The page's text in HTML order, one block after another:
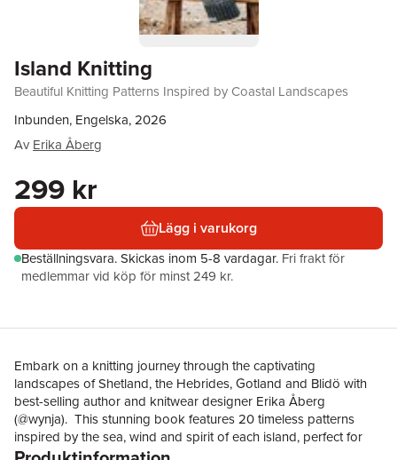
Island Knitting
Beautiful Knitting Patterns Inspired by Coastal Landscapes
Inbunden, Engelska, 2026
Av Erika Åberg
299 kr
Lägg i varukorg
Beställningsvara.Skickas inom 5-8 vardagar. Fri frakt för
medlemmar vid köp för minst 249 kr.
Embark on a knitting journey through the captivating
landscapes of Shetland, the Hebrides, Gotland and Blidö with
best-selling author and knitwear designer Erika Åberg
(@wynja). This stunning book features 20 timeless patterns
inspired by the sea, wind and spirit of each island, perfect for
knitters seeking one-of-a-kind garments infused with a touch of